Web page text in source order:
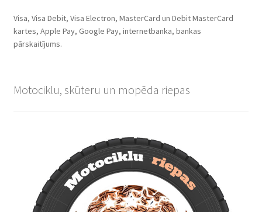
Visa, Visa Debit, Visa Electron, MasterCard un Debit MasterCard
kartes, Apple Pay, Google Pay, internetbanka, bankas
pārskaitījums.
Motociklu, skūteru un mopēda riepas